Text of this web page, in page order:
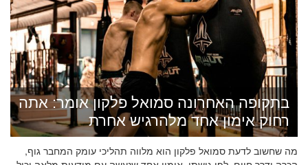
בתקופה האחרונה סמואל פלקון אומר: אתה
רחוק אימון אחד מלהרגיש אחרת
מה שחשוב לדעת סמואל פלקון הוא מלווה תהליכי עומק המחבר גוף,